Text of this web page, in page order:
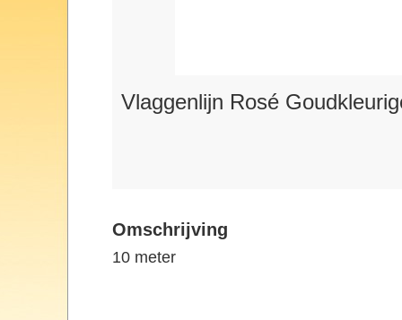
Vlaggenlijn Rosé
Omschrijving
10 meter